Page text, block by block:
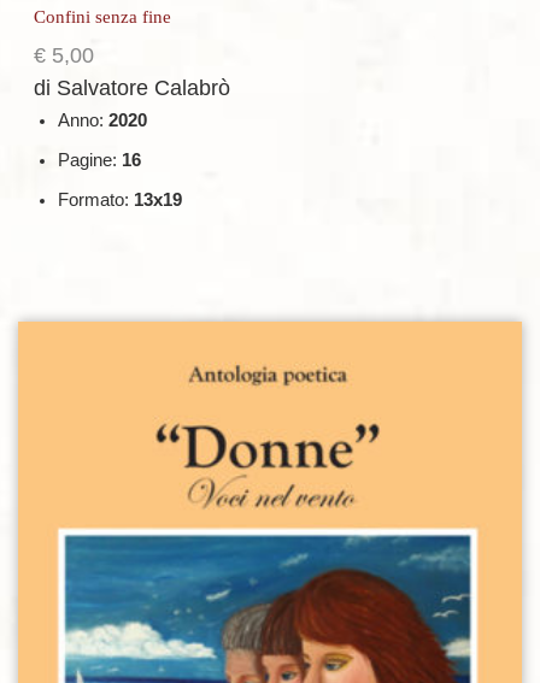
Confini senza fine
€ 5,00
di Salvatore Calabrò
Anno: 2020
Pagine: 16
Formato: 13x19